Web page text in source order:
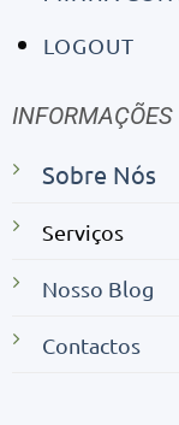
LOGOUT
INFORMAÇÕES
Sobre Nós
Serviços
Nosso Blog
Contactos